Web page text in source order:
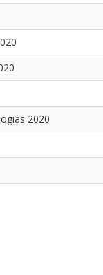
2020